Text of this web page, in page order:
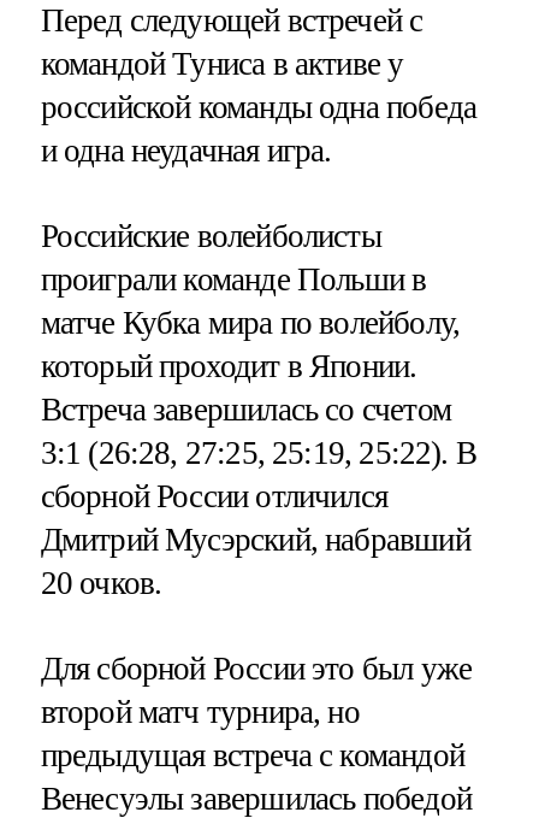
Перед следующей встречей с
командой Туниса в активе у
российской команды одна победа
и одна неудачная игра.
Российские волейболисты
проиграли команде Польши в
матче Кубка мира по волейболу,
который проходит в Японии.
Встреча завершилась со счетом
3:1 (26:28, 27:25, 25:19, 25:22). В
сборной России отличился
Дмитрий Мусэрский, набравший
20 очков.
Для сборной России это был уже
второй матч турнира, но
предыдущая встреча с командой
Венесуэлы завершилась победой